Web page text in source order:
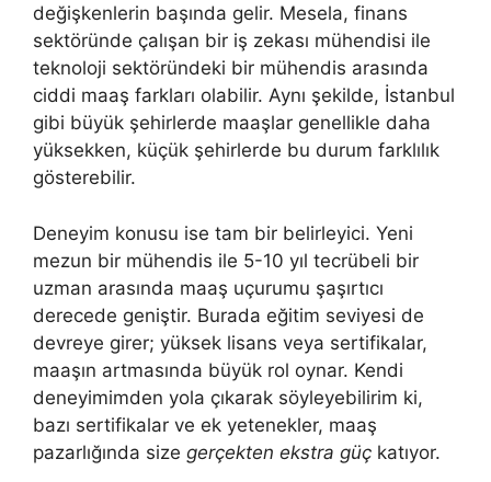
değişkenlerin başında gelir. Mesela, finans
sektöründe çalışan bir iş zekası mühendisi ile
teknoloji sektöründeki bir mühendis arasında
ciddi maaş farkları olabilir. Aynı şekilde, İstanbul
gibi büyük şehirlerde maaşlar genellikle daha
yüksekken, küçük şehirlerde bu durum farklılık
gösterebilir.
Deneyim konusu ise tam bir belirleyici. Yeni
mezun bir mühendis ile 5-10 yıl tecrübeli bir
uzman arasında maaş uçurumu şaşırtıcı
derecede geniştir. Burada eğitim seviyesi de
devreye girer; yüksek lisans veya sertifikalar,
maaşın artmasında büyük rol oynar. Kendi
deneyimimden yola çıkarak söyleyebilirim ki,
bazı sertifikalar ve ek yetenekler, maaş
pazarlığında size gerçekten ekstra güç katıyor.